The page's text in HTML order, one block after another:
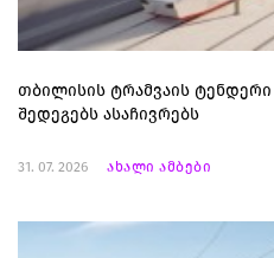
თბილისის ტრამვაის
შედეგებს ასაჩივრებს
31. 07. 2026 ახალი ამბები